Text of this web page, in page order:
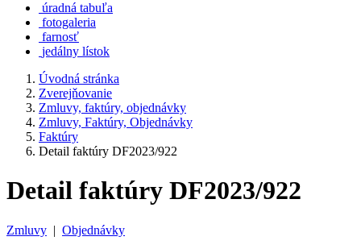
úradná tabuľa
fotogaleria
farnosť
jedálny lístok
Úvodná stránka
Zverejňovanie
Zmluvy, faktúry, objednávky
Zmluvy, Faktúry, Objednávky
Faktúry
Detail faktúry DF2023/922
Detail faktúry DF2023/922
Zmluvy | Objednávky